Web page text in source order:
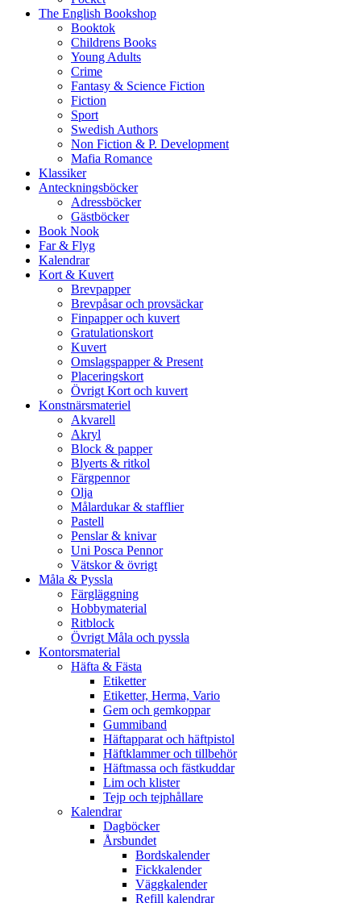
The English Bookshop
Booktok
Childrens Books
Young Adults
Crime
Fantasy & Science Fiction
Fiction
Sport
Swedish Authors
Non Fiction & P. Development
Mafia Romance
Klassiker
Anteckningsböcker
Adressböcker
Gästböcker
Book Nook
Far & Flyg
Kalendrar
Kort & Kuvert
Brevpapper
Brevpåsar och provsäckar
Finpapper och kuvert
Gratulationskort
Kuvert
Omslagspapper & Present
Placeringskort
Övrigt Kort och kuvert
Konstnärsmateriel
Akvarell
Akryl
Block & papper
Blyerts & ritkol
Färgpennor
Olja
Målardukar & stafflier
Pastell
Penslar & knivar
Uni Posca Pennor
Vätskor & övrigt
Måla & Pyssla
Färgläggning
Hobbymaterial
Ritblock
Övrigt Måla och pyssla
Kontorsmaterial
Häfta & Fästa
Etiketter
Etiketter, Herma, Vario
Gem och gemkoppar
Gummiband
Häftapparat och häftpistol
Häftklammer och tillbehör
Häftmassa och fästkuddar
Lim och klister
Tejp och tejphållare
Kalendrar
Dagböcker
Årsbundet
Bordskalender
Fickkalender
Väggkalender
Refill kalendrar